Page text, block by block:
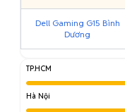
Dell Gaming G15 Bình
Dương
TP.HCM
Hà Nội